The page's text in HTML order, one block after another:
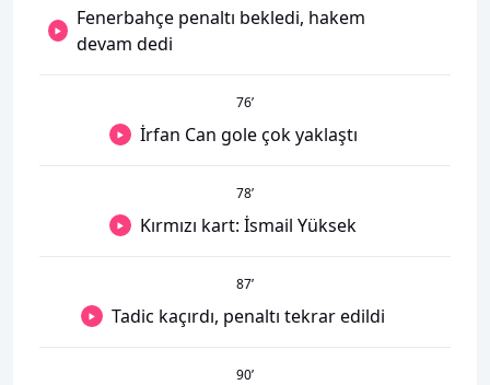
Fenerbahçe penaltı bekledi, hakem
devam dedi
76’
İrfan Can gole çok yaklaştı
78’
Kırmızı kart: İsmail Yüksek
87’
Tadic kaçırdı, penaltı tekrar edildi
90’